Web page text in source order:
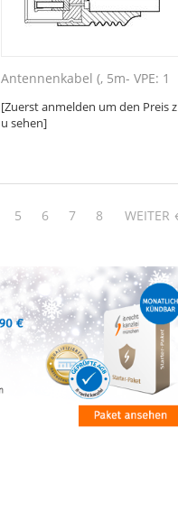
Antennenkabel (, 5m- VPE: 1
[Zuerst anmelden um den Preis z
u sehen]
5 6 7 8 WEITER